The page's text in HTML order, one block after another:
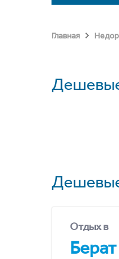
Главная
Отдых в
Берат